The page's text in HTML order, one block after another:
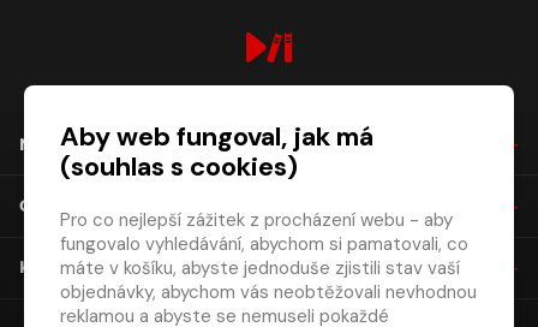
NÁKUP
O SPOLEČNOSTI
KONTAKT
Aby web fungoval, jak má
(souhlas s cookies)
Pro co nejlepší zážitek z procházení webu - aby
fungovalo vyhledávání, abychom si pamatovali, co
máte v košíku, abyste jednoduše zjistili stav vaší
objednávky, abychom vás neobtěžovali nevhodnou
reklamou a abyste se nemuseli pokaždé